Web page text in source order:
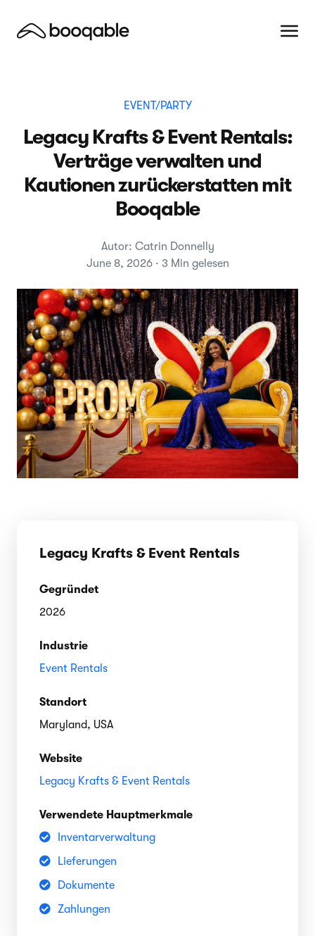
EVENT/PARTY
Legacy Krafts & Event Rentals:
Verträge verwalten und
Kautionen zurückerstatten mit
Booqable
Autor: Catrin Donnelly
June 8, 2026 · 3 Min gelesen
Legacy Krafts & Event Rentals
Gegründet
2026
Industrie
Event Rentals
Standort
Maryland, USA
Website
Legacy Krafts & Event Rentals
Verwendete Hauptmerkmale
Inventarverwaltung
Lieferungen
Dokumente
Zahlungen